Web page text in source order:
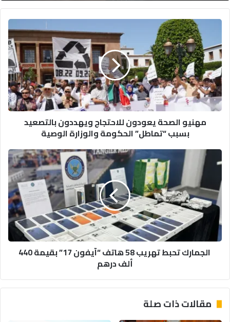
مهنيو
يعودون
للاحتجاج
ويهددون
بالتصعيد
بسبب
“تماطل”
الحكومة
والوزارةمهنيو الصحة يعودون للاحتجاج ويهددون بالتصعيد
بسبب “تماطل” الحكومة والوزارة الوصية
الجمارك
تحبط
58
هاتف
“آيفون
بقيمة
440
الجمارك تحبط تهريب 58 هاتف “آيفون 17” بقيمة 440
ألف درهم
مقالات ذات صلة